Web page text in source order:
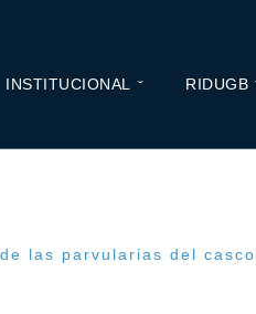
INSTITUCIONAL RIDUGB
las parvularias del